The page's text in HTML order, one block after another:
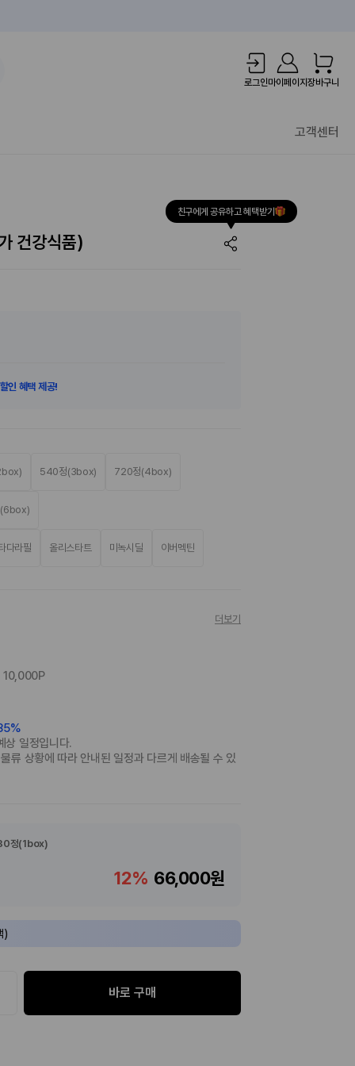
로그인마이페이지장바구니
고객센터
건강식품)
친구에게 공유하고 혜택받기
인 혜택 제공!
540정(3box) 720정(4box)
다라필 올리스타트 미녹시딜 이버멕틴
더보기
10,000P
상 일정입니다.
류 상황에 따라 안내된 일정과 다르게 배송될 수 있
정(1box)
12% 66,000원
)
바로 구매